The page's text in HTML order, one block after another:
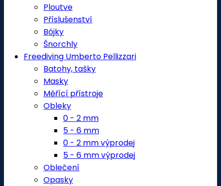
Ploutve
Příslušenství
Bójky
Šnorchly
Freediving Umberto Pellizzari
Batohy, tašky
Masky
Měřící přístroje
Obleky
0 - 2 mm
5 - 6 mm
0 - 2 mm výprodej
5 - 6 mm výprodej
Oblečení
Opasky